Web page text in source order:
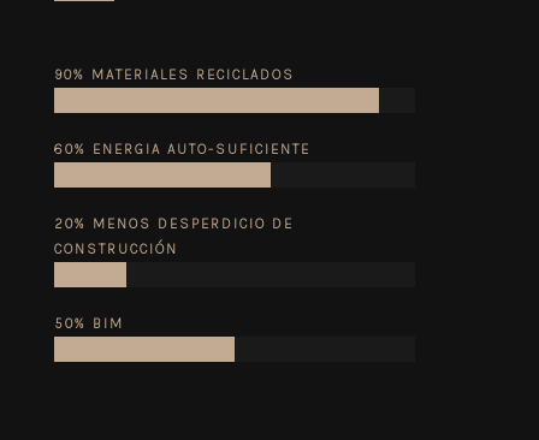
90% MATERIALES RECICLADOS
60% ENERGIA AUTO-SUFICIENTE
20% MENOS DESPERDICIO DE
CONSTRUCCIÓN
50% BIM